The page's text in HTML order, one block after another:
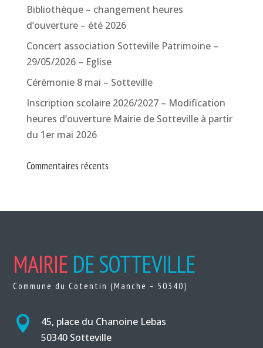
Bibliothèque – changement heures
d’ouverture – été 2026
Concert association Sotteville Patrimoine –
29/05/2026 – Eglise
Cérémonie 8 mai – Sotteville
Inscription scolaire 2026/2027 – Modification
heures d’ouverture Mairie de Sotteville à partir
du 1er mai 2026
Commentaires récents
MAIRIE DE SOTTEVILLE
Commune du Cotentin (Manche – 50340)

45, place du Chanoine Lebas
50340 Sotteville